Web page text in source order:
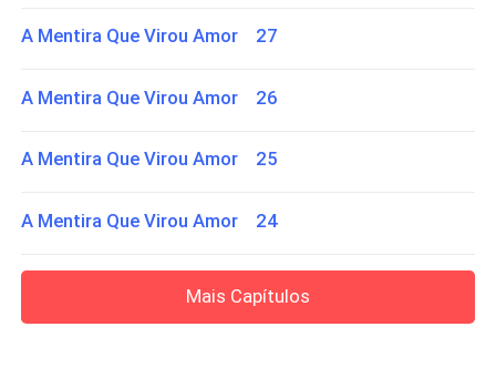
A Mentira Que Virou Amor 27
A Mentira Que Virou Amor 26
A Mentira Que Virou Amor 25
A Mentira Que Virou Amor 24
Mais Capítulos